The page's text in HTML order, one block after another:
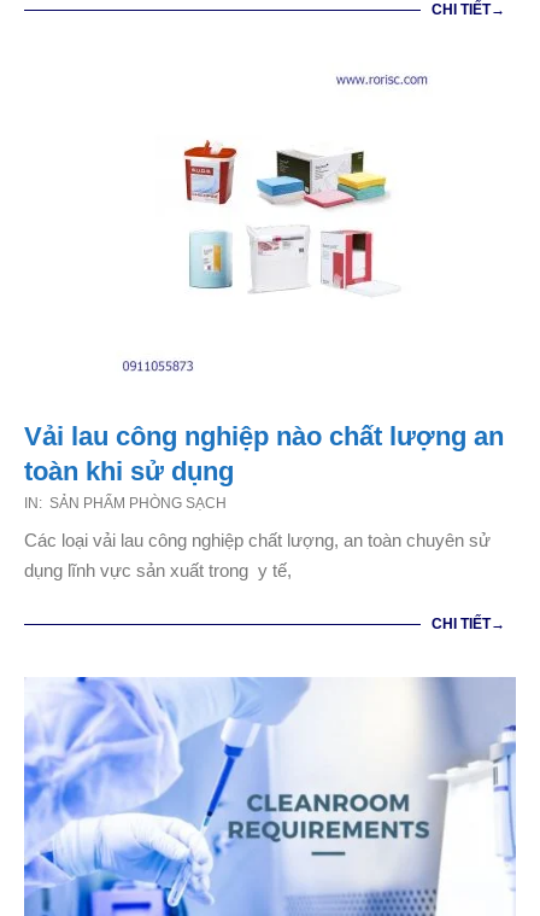
CHI TIẾT→
Vải lau công nghiệp nào chất lượng an
toàn khi sử dụng
2021-
03-
06
IN: SẢN PHẨM PHÒNG SẠCH
Các loại vải lau công nghiệp chất lượng, an toàn chuyên sử
dụng lĩnh vực sản xuất trong y tế,
CHI TIẾT→